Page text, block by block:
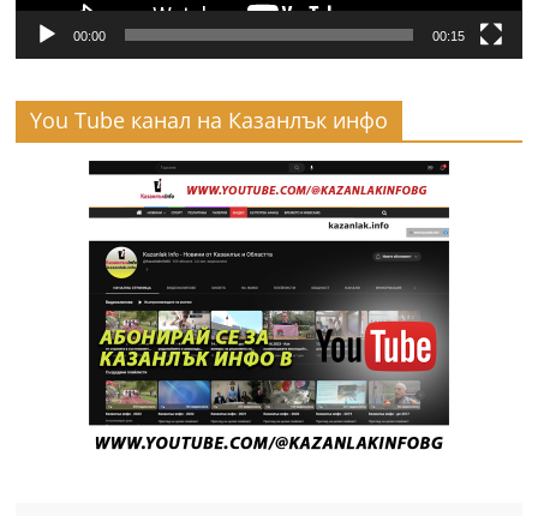
00:00 00:15
You Tube канал на Казанлък инфо